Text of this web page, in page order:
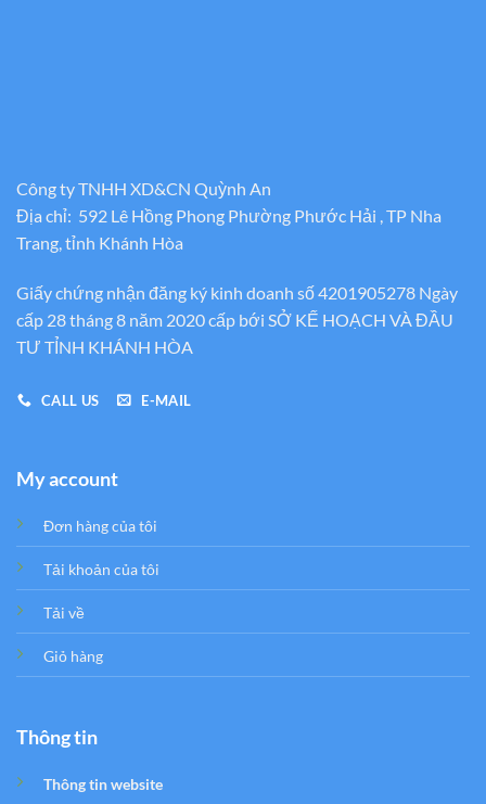
Công ty TNHH XD&CN Quỳnh An
Địa chỉ: 592 Lê Hồng Phong Phường Phước Hải , TP Nha
Trang, tỉnh Khánh Hòa
Giấy chứng nhận đăng ký kinh doanh số 4201905278 Ngày
cấp 28 tháng 8 năm 2020 cấp bới SỞ KẾ HOẠCH VÀ ĐẦU
TƯ TỈNH KHÁNH HÒA
CALL US E-MAIL
My account
Đơn hàng của tôi
Tải khoản của tôi
Tải về
Giỏ hàng
Thông tin
Thông tin website